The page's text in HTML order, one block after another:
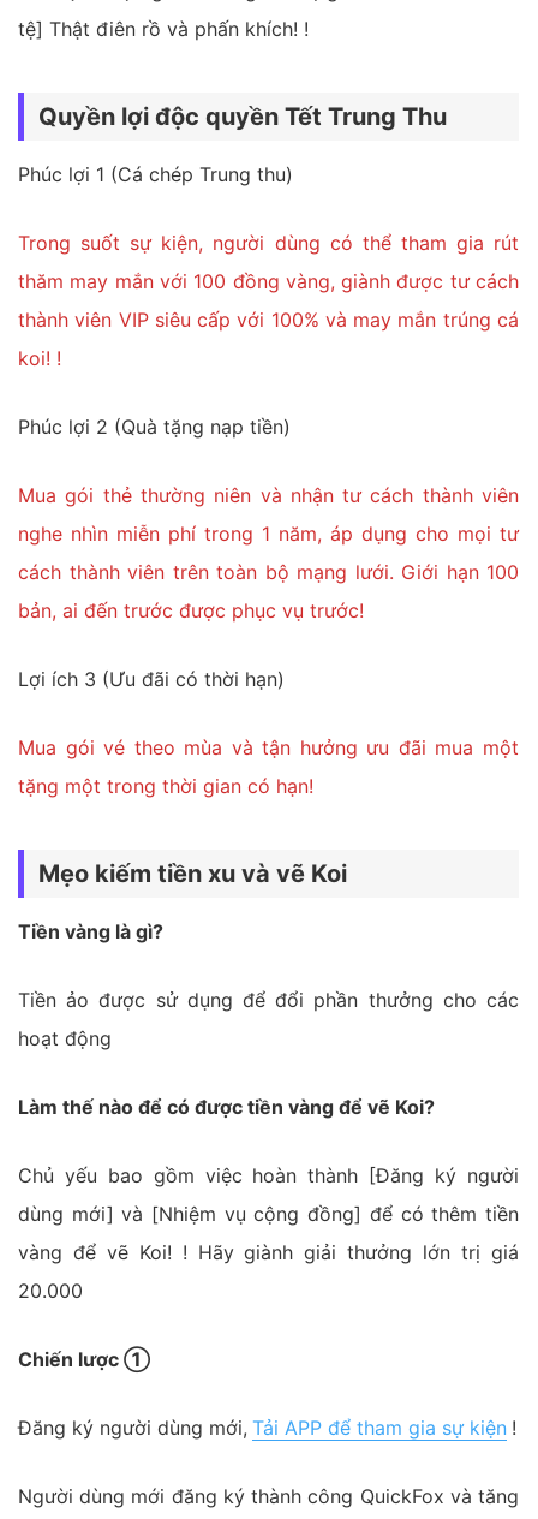
tệ] Thật điên rồ và phấn khích! !
Quyền lợi độc quyền Tết Trung Thu
Phúc lợi 1 (Cá chép Trung thu)
Trong suốt sự kiện, người dùng có thể tham gia rút
thăm may mắn với 100 đồng vàng, giành được tư cách
thành viên VIP siêu cấp với 100% và may mắn trúng cá
koi! !
Phúc lợi 2 (Quà tặng nạp tiền)
Mua gói thẻ thường niên và nhận tư cách thành viên
nghe nhìn miễn phí trong 1 năm, áp dụng cho mọi tư
cách thành viên trên toàn bộ mạng lưới. Giới hạn 100
bản, ai đến trước được phục vụ trước!
Lợi ích 3 (Ưu đãi có thời hạn)
Mua gói vé theo mùa và tận hưởng ưu đãi mua một
tặng một trong thời gian có hạn!
Mẹo kiếm tiền xu và vẽ Koi
Tiền vàng là gì?
Tiền ảo được sử dụng để đổi phần thưởng cho các
hoạt động
Làm thế nào để có được tiền vàng để vẽ Koi?
Chủ yếu bao gồm việc hoàn thành [Đăng ký người
dùng mới] và [Nhiệm vụ cộng đồng] để có thêm tiền
vàng để vẽ Koi! ! Hãy giành giải thưởng lớn trị giá
20.000
Chiến lược ①
Đăng ký người dùng mới, Tải APP để tham gia sự kiện !
Người dùng mới đăng ký thành công QuickFox và tăng